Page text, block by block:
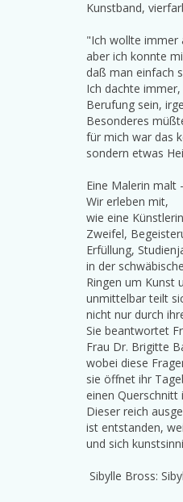
Kunstband,
"Ich wollte immer
aber ich konnte
daß man einfach
Ich dachte
Berufung sein,
Besonderes
für mich war das
sondern etwas
Eine Malerin malt
Wir erleben mit,
wie eine
Zweifel,
Erfüllung,
in der
Ringen um Kunst
unmittelbar teilt
nicht nur durch
Sie beantwortet
Frau Dr. Brigitte
wobei diese
sie öffnet ihr
einen Querschnitt
Dieser reich
ist entstanden,
und sich
Sibylle Bross: